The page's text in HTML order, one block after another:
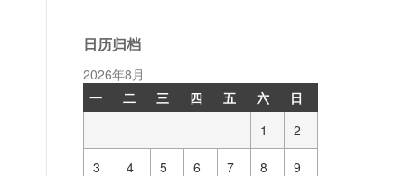
日历归档
2026年8月
一
二 三 四 五 六
日
1
2
3 4 5 6 7 8 9